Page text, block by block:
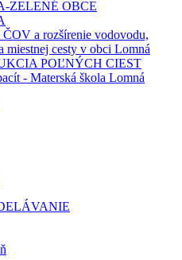
ZELENÉ OBCE
ČOV a rozšírenie vodovodu,
miestnej cesty v obci Lomná
POĽNÝCH CIEST
- Materská škola Lomná